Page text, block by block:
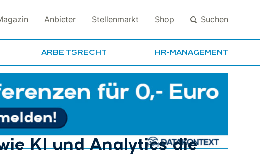
Anbieter Stellenmarkt Shop Suchen
ARBEITSRECHT HR-MANAGEMENT
Suchen
KI und Analytics die